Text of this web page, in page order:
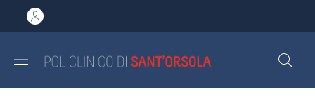
al contenuto principale
to footer content